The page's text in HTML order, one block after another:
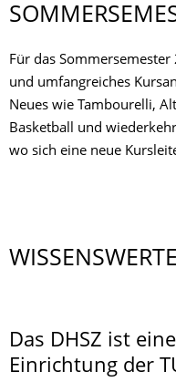
Für das
und umfangreiches
Neues wie Tambourelli,
Basketball und
wo sich eine neue
Das DHSZ ist
Einrichtung der